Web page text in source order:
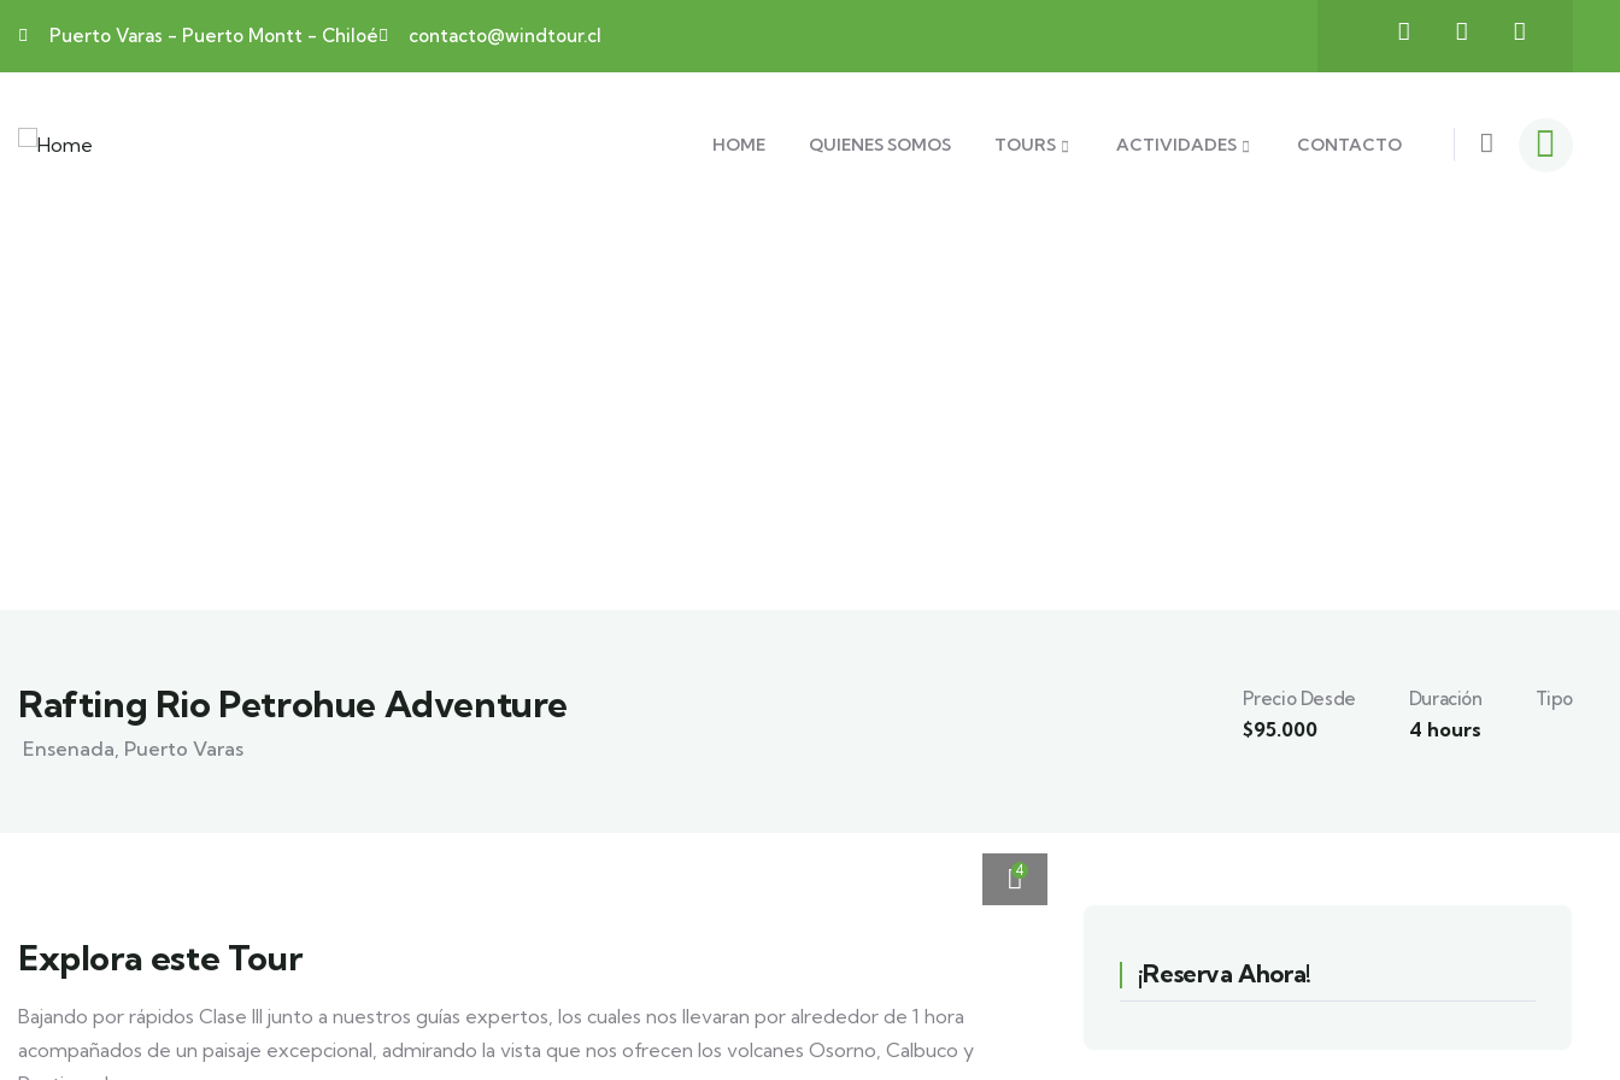
Puerto Varas - Puerto Montt - Chiloé contacto@windtour.cl
HOME QUIENES SOMOS TOURS ACTIVIDADES CONTACTO
Rafting Rio Petrohue Adventure
Ensenada, Puerto Varas
Precio Desde
$95.000
Duración
4 hours
Tipo
4
Explora este Tour
Bajando por rápidos Clase III junto a nuestros guías expertos, los cuales nos llevaran por alrededor de 1 hora
acompañados de un paisaje excepcional, admirando la vista que nos ofrecen los volcanes Osorno, Calbuco y
¡Reserva Ahora!